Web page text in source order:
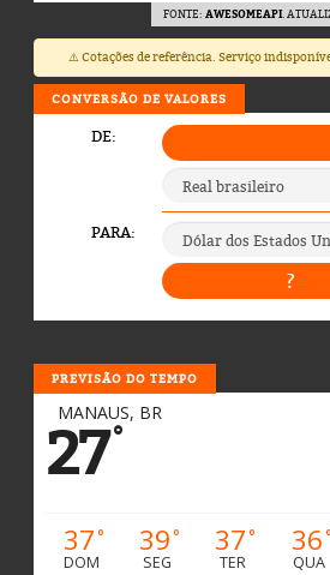
FONTE: AWESOMEAPI.
⚠️ Cotações de referência. Serviço
CONVERSÃO DE VALORES
PREVISÃO DO TEMPO
MANAUS, BR
27°
37°
DOM
39°
SEG
37°
TER
36°
QUA